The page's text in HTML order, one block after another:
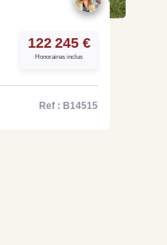
122 245 €
Honoraires inclus
Ref : B14515